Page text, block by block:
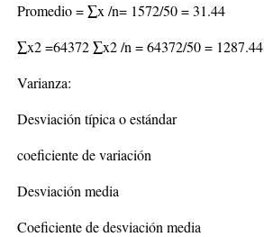
Promedio = ∑x /n= 1572/50 = 31.44
∑x2 =64372 ∑x2 /n = 64372/50 = 1287.44
Varianza:
Desviación típica o estándar
coeficiente de variación
Desviación media
Coeficiente de desviación media